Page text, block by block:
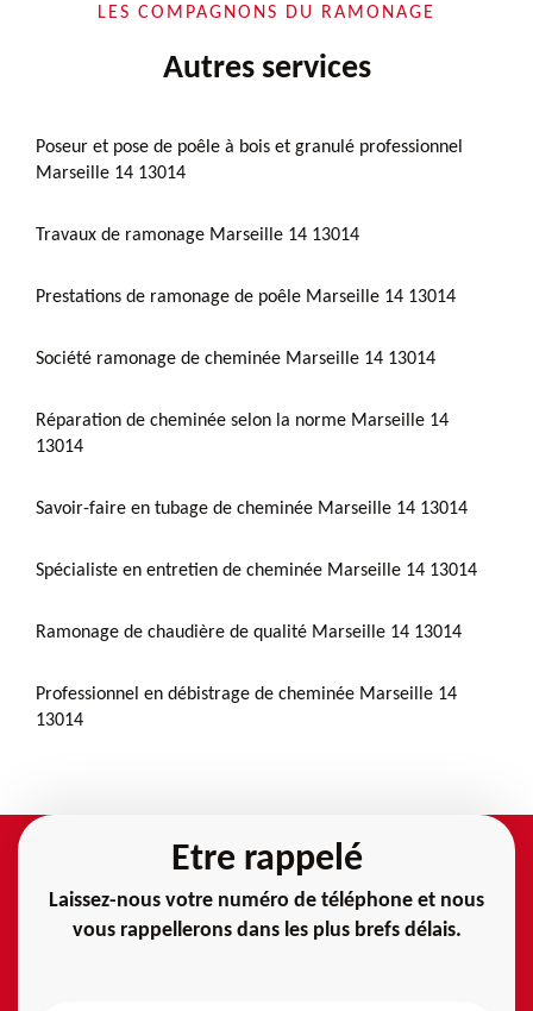
LES COMPAGNONS DU RAMONAGE
Autres services
Poseur et pose de poêle à bois et granulé professionnel
Marseille 14 13014
Travaux de ramonage Marseille 14 13014
Prestations de ramonage de poêle Marseille 14 13014
Société ramonage de cheminée Marseille 14 13014
Réparation de cheminée selon la norme Marseille 14
13014
Savoir-faire en tubage de cheminée Marseille 14 13014
Spécialiste en entretien de cheminée Marseille 14 13014
Ramonage de chaudière de qualité Marseille 14 13014
Professionnel en débistrage de cheminée Marseille 14
13014
Etre rappelé
Laissez-nous votre numéro de téléphone et nous
vous rappellerons dans les plus brefs délais.